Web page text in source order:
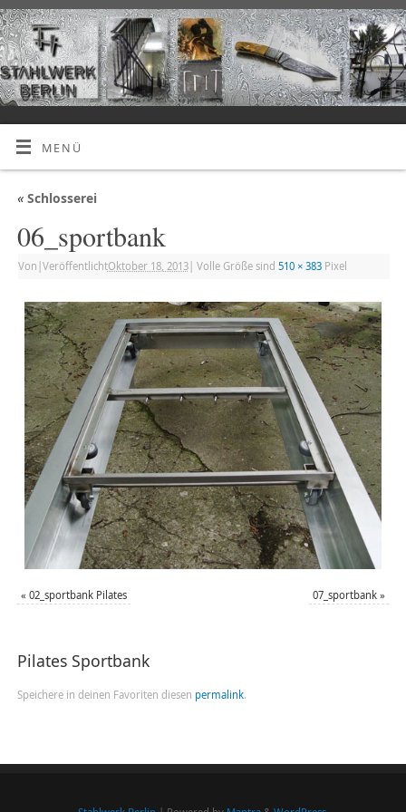
MENÜ
«Schlosserei
06_sportbank
Von |VeröffentlichtOktober 18, 2013| Volle Größe sind 510 × 383Pixel
« 02_sportbank Pilates 07_sportbank »
Pilates Sportbank
Speichere in deinen Favoriten diesen permalink.